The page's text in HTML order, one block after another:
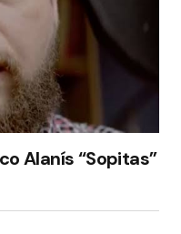
Alanís “Sopitas”